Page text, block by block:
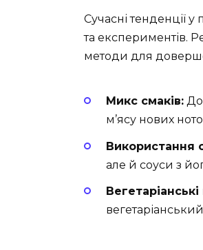
Сучасні тенденції
та експериментів.
методи для
Микс смаків:
м’ясу нових
Використання
але й соуси з
Вегетаріанські